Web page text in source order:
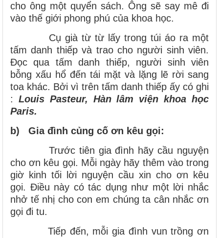
cho ông một quyển sách. Ông sẽ say mê đi
vào thế giới phong phú của khoa học.
Cụ già từ từ lấy trong túi áo ra một
tấm danh thiếp và trao cho người sinh viên.
Đọc qua tấm danh thiếp, người sinh viên
bỗng xấu hổ đến tái mặt và lặng lẽ rời sang
toa khác. Bởi vì trên tấm danh thiếp ấy có ghi
: Louis Pasteur, Hàn lâm viện khoa học
Paris.
b) Gia đình củng cố ơn kêu gọi:
Trước tiên gia đình hãy cầu nguyện
cho ơn kêu gọi. Mỗi ngày hãy thêm vào trong
giờ kinh tối lời nguyện cầu xin cho ơn kêu
gọi. Điều này có tác dụng như một lời nhắc
nhở tế nhị cho con em chúng ta cân nhắc ơn
gọi đi tu.
Tiếp đến, mỗi gia đình vun trồng ơn